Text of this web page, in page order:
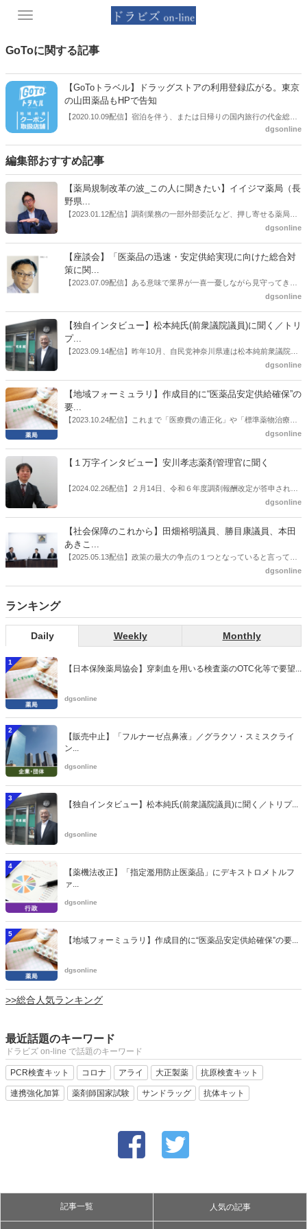
Toggle
GoToに関する記事
【GoToトラベル】ドラッグストアの利用登録広がる。東京
の山田薬品もHPで告知
【2020.10.09配信】宿泊を伴う、または日帰りの国内旅行の代金総額
の１／２相当額を国が支援する「GoToトラベル事業」へのドラッグス
引だが、３０％は旅行先で使える「地域共通クーポン」として付与さ
れるもので、この「地域共通クーポン」の事業者としてドラッグスト
東京で店舗を展開する山田薬品なども利用可能なことをホームページ
で告知している。
dgsonline
編集部おすすめ記事
【薬局規制改革の波_この人に聞きたい】イイジマ薬局（長
野県...
【2023.01.12配信】調剤業務の一部外部委託など、押し寄せる薬局業
界への規制改革の波。この規制改革の波を薬局業界はどう受け止めた
はないだろうか。本紙ではこうした問題について、厚労省「薬局薬剤
師の業務及び薬局の機能に関するワーキンググループ」に参考人とし
ても出席していたイイジマ薬局（長野県上田市）開設者である飯島裕
dgsonline
【座談会】「医薬品の迅速・安定供給実現に向けた総合対
策に関...
【2023.07.09配信】ある意味で業界が一喜一憂しながら見守ってきた
厚労省「医薬品の迅速・安定供給実現に向けた総合対策に関する有識
書がとりまとめられた。ドラビズon-lineでは検討会を総括する目的で
厚労省医政局医薬産業振興・医療情報企画課長（医薬産業振興・医療
情報企画課セルフケア・セルフメディケーション推進室長併任）安藤
公一氏や青山学院大学名誉教授の三村優美子氏、 日本保険薬局協会医
dgsonline
【独自インタビュー】松本純氏(前衆議院議員)に聞く／トリ
プ...
【2023.09.14配信】昨年10月、自民党神奈川県連は松本純前衆議院議
員を「自民党神奈川1区」（横浜市中区・磯子区・金沢区）の支部長
候補の前提となるもの。薬剤師に関わる政策に広く・深く関わってき
た同氏の復活に向けた薬剤師業界の期待には熱いものがある。不透明
感の払拭できない医療・介護・障害者サービスのトリプル改定等へ
の、薬剤師業界の強い危機感の裏返しといってもいいだろう。本稿で
dgsonline
【地域フォーミュラリ】作成目的に“医薬品安定供給確保”の
要...
【2023.10.24配信】これまで「医療費の適正化」や「標準薬物治療の
推進」などが目的とされることが多かった地域フォーミュラリの作
た。医薬品の安定供給確保だ。10月22日に開かれた「日本フォーミュ
飯田市）は、会員薬局から安定供給確保への強い要望があったことを
受け、安定供給確保が見込めるPPI３成分について銘柄を含めて選定
dgsonline
【１万字インタビュー】安川孝志薬剤管理官に聞く
【2024.02.26配信】２月14日、令和６年度調剤報酬改定が答申され
た。本紙では、厚生労働省保険局医療課・薬剤管理官の安川孝志氏
dgsonline
【社会保障のこれから】田畑裕明議員、勝目康議員、本田
あきこ...
【2025.05.13配信】政策の最大の争点の１つとなっていると言っても
よいのが社会保障のこれからのあり方だ。特に与党では、政府関係者
dgsonline
ランキング
Daily Weekly Monthly
1
【日本保険薬局協会】穿刺血を用いる検査薬のOTC化等で要望...
dgsonline
2
【販売中止】「フルナーゼ点鼻液」／グラクソ・スミスクライ
ン...
dgsonline
3
【独自インタビュー】松本純氏(前衆議院議員)に聞く／トリプ...
dgsonline
4
【薬機法改正】「指定濫用防止医薬品」にデキストロメトルフ
ァ...
dgsonline
5
【地域フォーミュラリ】作成目的に“医薬品安定供給確保”の要...
dgsonline
>>総合人気ランキング
最近話題のキーワード
ドラビズ on-line で話題のキーワード
PCR検査キット コロナ アライ 大正製薬 抗原検査キット
連携強化加算 薬剤師国家試験 サンドラッグ 抗体キット
記事一覧 人気の記事